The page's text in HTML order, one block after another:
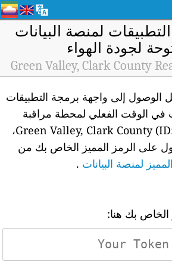
لمنصة البيانات
لجودة الهواء
Green Valley, Clark County
الوصول إلى واجهة برمجة التطبيقات
في الوقت الفعلي لمحطة مراقبة
جودة الهواء Green Valley, Clark County (ID: H5274)،
على الرمز المميز الخاص بك من
لمنصة البيانات .
الخاص بك هنا: